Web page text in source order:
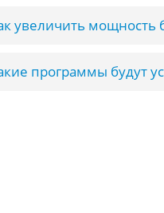
увеличить мощность
программы будут